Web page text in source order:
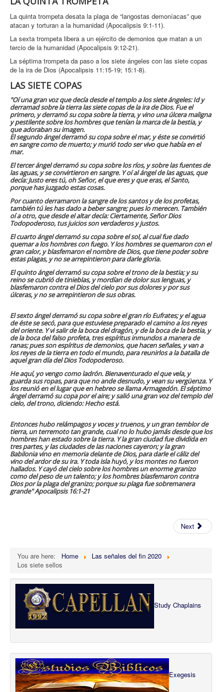
La quinta trompeta desata la plaga de “langostas demoníacas” que
atacan y torturan a la humanidad (Apocalipsis 9:1-11).
La sexta trompeta libera a un ejército de demonios que matan a un
tercio de la humanidad (Apocalipsis 9:12-21).
La séptima trompeta da paso a los siete ángeles con las siete copas
de la ira de Dios (Apocalipsis 11:15-19; 15:1-8).
LAS SIETE COPAS
"Oí una gran voz que decía desde el templo a los siete ángeles: Id y
derramad sobre la tierra las siete copas de la ira de Dios. Fue el
primero, y derramó su copa sobre la tierra, y vino una úlcera maligna
y pestilente sobre los hombres que tenían la marca de la bestia, y
que adoraban su imagen.
El segundo ángel derramó su copa sobre el mar, y éste se convirtió
en sangre como de muerto; y murió todo ser vivo que había en el
mar.
El tercer ángel derramó su copa sobre los ríos, y sobre las fuentes de
las aguas, y se convirtieron en sangre. Y oí al ángel de las aguas, que
decía: Justo eres tú, oh Señor, el que eres y que eras, el Santo,
porque has juzgado estas cosas.
Por cuanto derramaron la sangre de los santos y de los profetas,
también tú les has dado a beber sangre; pues lo merecen. También
oí a otro, que desde el altar decía: Ciertamente, Señor Dios
Todopoderoso, tus juicios son verdaderos y justos.
El cuarto ángel derramó su copa sobre el sol, al cual fue dado
quemar a los hombres con fuego. Y los hombres se quemaron con el
gran calor, y blasfemaron el nombre de Dios, que tiene poder sobre
estas plagas, y no se arrepintieron para darle gloria.
El quinto ángel derramó su copa sobre el trono de la bestia; y su
reino se cubrió de tinieblas, y mordían de dolor sus lenguas, y
blasfemaron contra el Dios del cielo por sus dolores y por sus
úlceras, y no se arrepintieron de sus obras.
El sexto ángel derramó su copa sobre el gran río Eufrates; y el agua
de éste se secó, para que estuviese preparado el camino a los reyes
del oriente. Y vi salir de la boca del dragón, y de la boca de la bestia, y
de la boca del falso profeta, tres espíritus inmundos a manera de
ranas; pues son espíritus de demonios, que hacen señales, y van a
los reyes de la tierra en todo el mundo, para reunirlos a la batalla de
aquel gran día del Dios Todopoderoso.
He aquí, yo vengo como ladrón. Bienaventurado el que vela, y
guarda sus ropas, para que no ande desnudo, y vean su vergüenza. Y
los reunió en el lugar que en hebreo se llama Armagedón. El séptimo
ángel derramó su copa por el aire; y salió una gran voz del templo del
cielo, del trono, diciendo: Hecho está.
Entonces hubo relámpagos y voces y truenos, y un gran temblor de
tierra, un terremoto tan grande, cual no lo hubo jamás desde que los
hombres han estado sobre la tierra. Y la gran ciudad fue dividida en
tres partes, y las ciudades de las naciones cayeron; y la gran
Babilonia vino en memoria delante de Dios, para darle el cáliz del
vino del ardor de su ira. Y toda isla huyó, y los montes no fueron
hallados. Y cayó del cielo sobre los hombres un enorme granizo
como del peso de un talento; y los hombres blasfemaron contra
Dios por la plaga del granizo; porque su plaga fue sobremanera
grande" Apocalipsis 16:1-21
Next
You are here: Home
Las señales del fin 2020
Los siete sellos
Study Chaplains
Exegesis